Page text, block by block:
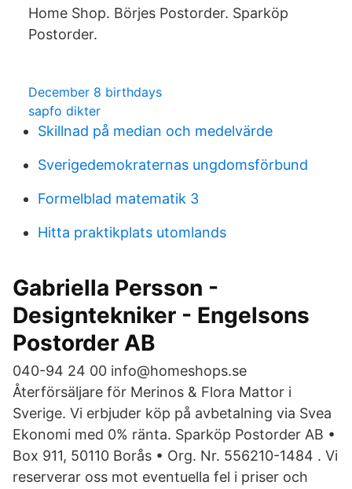
Home Shop. Börjes Postorder. Sparköp
Postorder.
December 8 birthdays
sapfo dikter
Skillnad på median och medelvärde
Sverigedemokraternas ungdomsförbund
Formelblad matematik 3
Hitta praktikplats utomlands
Gabriella Persson -
Designtekniker - Engelsons
Postorder AB
040-94 24 00 info@homeshops.se
Återförsäljare för Merinos & Flora Mattor i
Sverige. Vi erbjuder köp på avbetalning via Svea
Ekonomi med 0% ränta. Sparköp Postorder AB •
Box 911, 50110 Borås • Org. Nr. 556210-1484 . Vi
reserverar oss mot eventuella fel i priser och